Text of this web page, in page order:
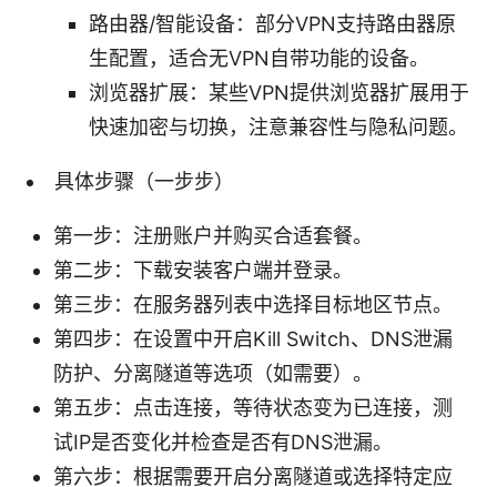
路由器/智能设备：部分VPN支持路由器原
生配置，适合无VPN自带功能的设备。
浏览器扩展：某些VPN提供浏览器扩展用于
快速加密与切换，注意兼容性与隐私问题。
具体步骤（一步步）
第一步：注册账户并购买合适套餐。
第二步：下载安装客户端并登录。
第三步：在服务器列表中选择目标地区节点。
第四步：在设置中开启Kill Switch、DNS泄漏
防护、分离隧道等选项（如需要）。
第五步：点击连接，等待状态变为已连接，测
试IP是否变化并检查是否有DNS泄漏。
第六步：根据需要开启分离隧道或选择特定应